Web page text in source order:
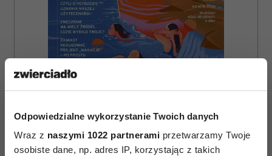
Odpowiedzialne wykorzystanie Twoich danych
Wraz z naszymi 1022 partnerami przetwarzamy Twoje
osobiste dane, np. adres IP, korzystając z takich
ZAMÓW